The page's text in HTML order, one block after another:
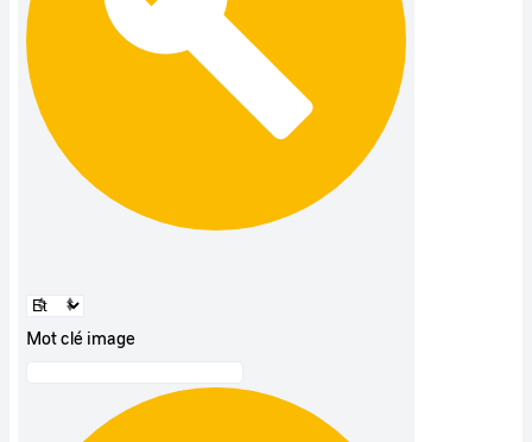
Mot clé image